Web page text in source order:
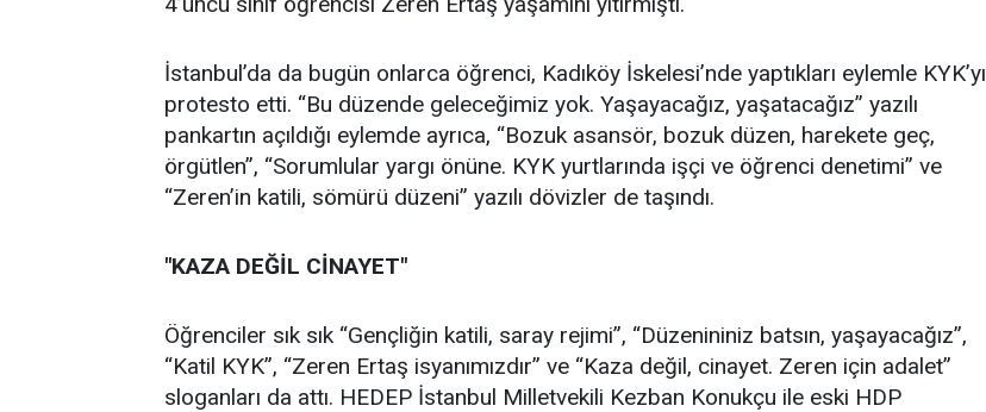
İstanbul’da da bugün onlarca öğrenci, Kadıköy İskelesi’nde yaptıkları eylemle KYK’yı
protesto etti. “Bu düzende geleceğimiz yok. Yaşayacağız, yaşatacağız” yazılı
pankartın açıldığı eylemde ayrıca, “Bozuk asansör, bozuk düzen, harekete geç,
örgütlen”, “Sorumlular yargı önüne. KYK yurtlarında işçi ve öğrenci denetimi” ve
“Zeren’in katili, sömürü düzeni” yazılı dövizler de taşındı.
"KAZA DEĞİL CİNAYET"
Öğrenciler sık sık “Gençliğin katili, saray rejimi”, “Düzenininiz batsın, yaşayacağız”,
“Katil KYK”, “Zeren Ertaş isyanımızdır” ve “Kaza değil, cinayet. Zeren için adalet”
sloganları da attı. HEDEP İstanbul Milletvekili Kezban Konukçu ile eski HDP